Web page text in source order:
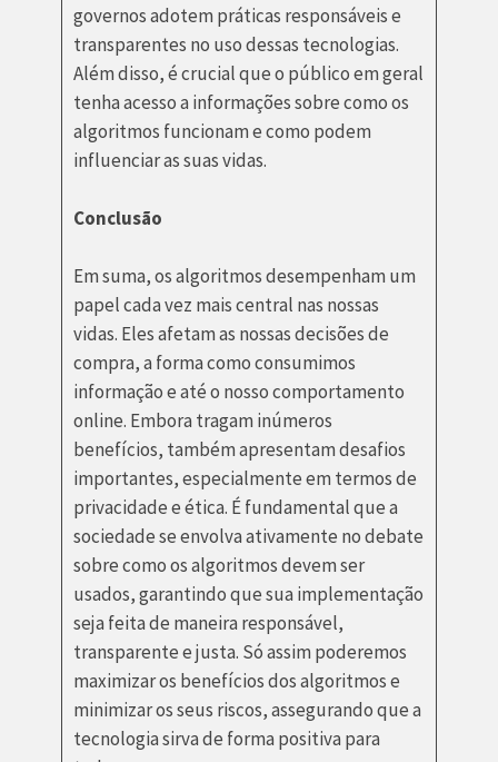
governos adotem práticas responsáveis e
transparentes no uso dessas tecnologias.
Além disso, é crucial que o público em geral
tenha acesso a informações sobre como os
algoritmos funcionam e como podem
influenciar as suas vidas.
Conclusão
Em suma, os algoritmos desempenham um
papel cada vez mais central nas nossas
vidas. Eles afetam as nossas decisões de
compra, a forma como consumimos
informação e até o nosso comportamento
online. Embora tragam inúmeros
benefícios, também apresentam desafios
importantes, especialmente em termos de
privacidade e ética. É fundamental que a
sociedade se envolva ativamente no debate
sobre como os algoritmos devem ser
usados, garantindo que sua implementação
seja feita de maneira responsável,
transparente e justa. Só assim poderemos
maximizar os benefícios dos algoritmos e
minimizar os seus riscos, assegurando que a
tecnologia sirva de forma positiva para